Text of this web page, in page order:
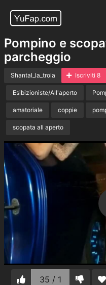
Pompino e
parcheggio
Shantal_la_troia Iscriviti 8
Esibizioniste/All'aperto
amatoriale coppie
scopata all aperto
35 / 1